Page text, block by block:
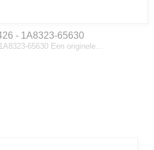
- 1A8323-65630
65630 Een originele…